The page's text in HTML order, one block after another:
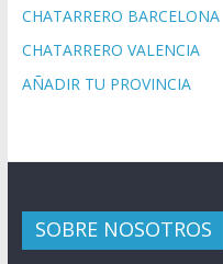
CHATARRERO BARCELONA
CHATARRERO VALENCIA
AÑADIR TU PROVINCIA
SOBRE NOSOTROS